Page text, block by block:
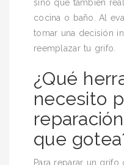
sino que también
cocina o baño. Al
tomar una decisión
reemplazar tu grifo.
¿Qué
necesito
que
Para reparar un grifo